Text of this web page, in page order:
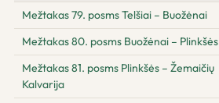
Mežtakas 79. posms Telšiai – Buožėnai
Mežtakas 80. posms Buožėnai – Plinkšės
Mežtakas 81. posms Plinkšės – Žemaičių
Kalvarija